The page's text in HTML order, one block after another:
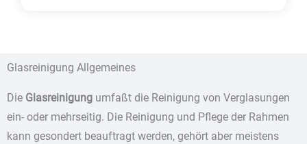
Glasreinigung Allgemeines
Die Glasreinigung umfaßt die Reinigung von Verglasungen
ein- oder mehrseitig. Die Reinigung und Pflege der Rahmen
kann gesondert beauftragt werden, gehört aber meistens